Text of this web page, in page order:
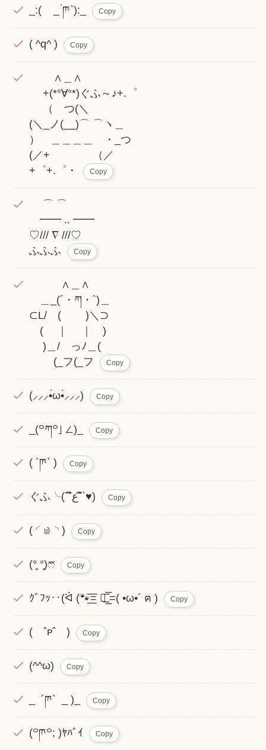
_:( _ ́ཫ`):_ Copy
( ^q^ ) Copy
∧＿∧
+(*°∀°*)ぐふ～♪+.゜
（ つ(＼
(＼_ノ(__)⌒ ⌒ヽ＿
） ＿＿＿＿ ・_つ
(／+ （／
+゜+.゜・
Copy
⌒ ⌒
━━ .. ━━
♡/// ∇ ///♡
ふふふ
Copy
∧＿∧
＿_(´・ཀ・`)＿
⊂L/ ( )＼⊃
( ｜ ｜ )
)＿/ っﾉ＿(
(_フ(_フ
Copy
(⸝⸝⸝•́ω•̀⸝⸝⸝) Copy
_(꒪ཀ꒪」∠)_ Copy
( ´ཫ` ) Copy
ぐふ╰(´ˆิﻉˆิ`♥) Copy
( ◜௰◝ ) Copy
(°͈ ​°͈)ෆ⃛ Copy
ｸﾞﾌｯ‥(ᐛ (🐾͟͟͞͞= ฅ͟͟͞͞ =( •ω•´ ฅ ) Copy
( ˆᴘˆ ) Copy
(^^ω) Copy
_ ´ཫ` _ )_ Copy
(꒪ཫ꒪; )ﾔﾊﾞｲ Copy